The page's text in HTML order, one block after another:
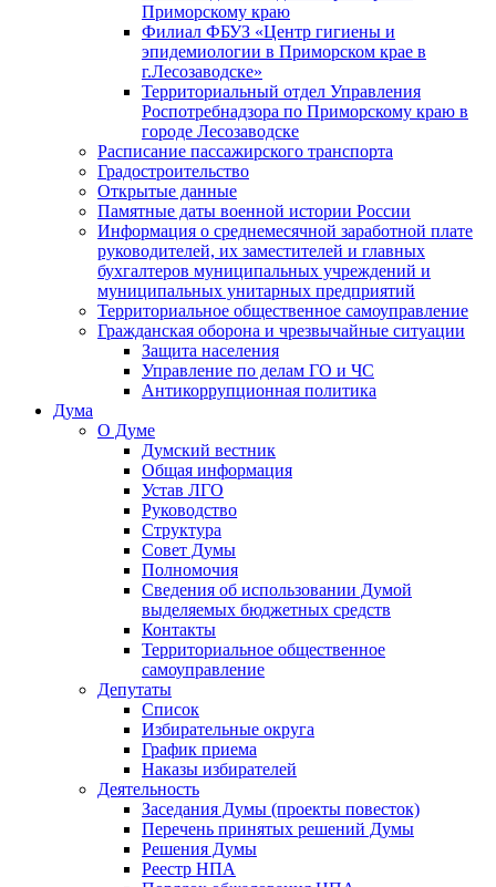
Приморскому краю
Филиал ФБУЗ «Центр гигиены и
эпидемиологии в Приморском крае в
г.Лесозаводске»
Территориальный отдел Управления
Роспотребнадзора по Приморскому краю в
городе Лесозаводске
Расписание пассажирского транспорта
Градостроительство
Открытые данные
Памятные даты военной истории России
Информация о среднемесячной заработной плате
руководителей, их заместителей и главных
бухгалтеров муниципальных учреждений и
муниципальных унитарных предприятий
Территориальное общественное самоуправление
Гражданская оборона и чрезвычайные ситуации
Защита населения
Управление по делам ГО и ЧС
Антикоррупционная политика
Дума
О Думе
Думский вестник
Общая информация
Устав ЛГО
Руководство
Структура
Совет Думы
Полномочия
Сведения об использовании Думой
выделяемых бюджетных средств
Контакты
Территориальное общественное
самоуправление
Депутаты
Список
Избирательные округа
График приема
Наказы избирателей
Деятельность
Заседания Думы (проекты повесток)
Перечень принятых решений Думы
Решения Думы
Реестр НПА